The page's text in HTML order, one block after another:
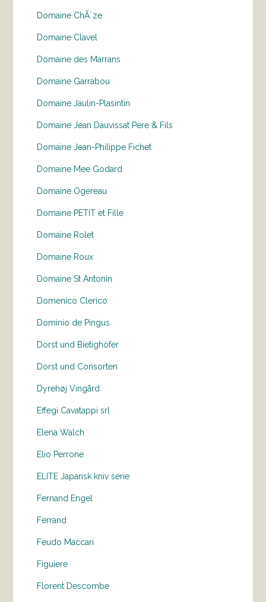
Domaine ChÃ¨ze
Domaine Clavel
Domaine des Marrans
Domaine Garrabou
Domaine Jaulin-Plasintin
Domaine Jean Dauvissat Pere & Fils
Domaine Jean-Philippe Fichet
Domaine Mee Godard
Domaine Ogereau
Domaine PETIT et Fille
Domaine Rolet
Domaine Roux
Domaine St Antonin
Domenico Clerico
Dominio de Pingus
Dorst und Bietighöfer
Dorst und Consorten
Dyrehøj Vingård
Effegi Cavatappi srl
Elena Walch
Elio Perrone
ELITE Japansk kniv serie
Fernand Engel
Ferrand
Feudo Maccari
Figuiere
Florent Descombe